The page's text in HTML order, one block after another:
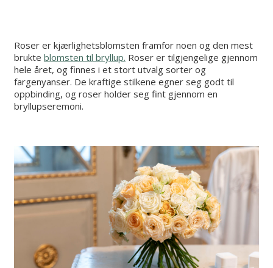
Roser er kjærlighetsblomsten framfor noen og den mest
brukte blomsten til bryllup. Roser er tilgjengelige gjennom
hele året, og finnes i et stort utvalg sorter og
fargenyanser. De kraftige stilkene egner seg godt til
oppbinding, og roser holder seg fint gjennom en
bryllupseremoni.